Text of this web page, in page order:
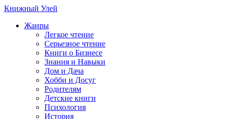
Книжный Улей
Жанры
Легкое чтение
Серьезное чтение
Книги о Бизнесе
Знания и Навыки
Дом и Дача
Хобби и Досуг
Родителям
Детские книги
Психология
История